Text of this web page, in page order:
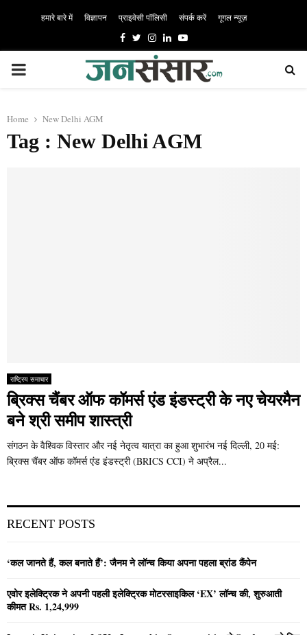
हमारे बारे में विज्ञापन प्राइवेसी पॉलिसी संपर्क करें गूगल न्यूज़
Facebook
TwitterInstagram
LinkedinYoutube
PRIMARY
Home New Delhi AGM
Tag : New Delhi AGM
राष्ट्रिय समाचार
ब्रिक्स चैंबर ऑफ कॉमर्स एंड इंडस्ट्री के नए चेयरमैन
बने श्री समीप शास्त्री
संगठन के वैश्विक विस्तार और नई नेतृत्व यात्रा का हुआ शुभारंभ नई दिल्ली, 20 मई:
ब्रिक्स चैंबर ऑफ कॉमर्स एंड इंडस्ट्री (BRICS CCI) ने अप्रैल...
RECENT POSTS
‘कल जानते हैं, कल बनाते हैं’: जैनम ने लॉन्च किया अपना पहला ब्रांड कैंपेन
एवोर इलेक्ट्रिक ने अपनी पहली इलेक्ट्रिक मोटरसाइकिल ‘EX’ लॉन्च की, शुरुआती
कीमत Rs. 1,24,999